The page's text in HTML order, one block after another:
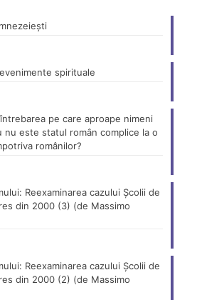
spirituale
pe care aproape nimeni
nu este statul român complice la o
românilor?
Reexaminarea cazului Școlii de
din 2000 (3) (de Massimo
Reexaminarea cazului Școlii de
din 2000 (2) (de Massimo